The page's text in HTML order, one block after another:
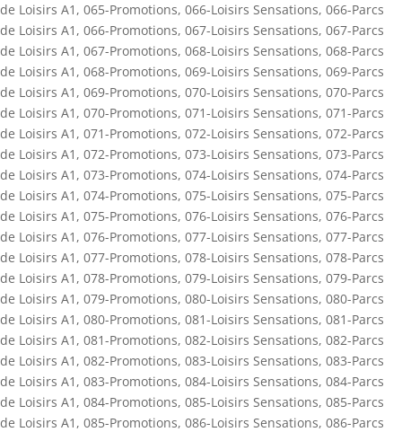
de Loisirs A1 , 065-Promotions, 066-Loisirs Sensations, 066-Parcs
de Loisirs A1 , 066-Promotions, 067-Loisirs Sensations, 067-Parcs
de Loisirs A1 , 067-Promotions, 068-Loisirs Sensations, 068-Parcs
de Loisirs A1 , 068-Promotions, 069-Loisirs Sensations, 069-Parcs
de Loisirs A1 , 069-Promotions, 070-Loisirs Sensations, 070-Parcs
de Loisirs A1 , 070-Promotions, 071-Loisirs Sensations, 071-Parcs
de Loisirs A1 , 071-Promotions, 072-Loisirs Sensations, 072-Parcs
de Loisirs A1 , 072-Promotions, 073-Loisirs Sensations, 073-Parcs
de Loisirs A1 , 073-Promotions, 074-Loisirs Sensations, 074-Parcs
de Loisirs A1 , 074-Promotions, 075-Loisirs Sensations, 075-Parcs
de Loisirs A1 , 075-Promotions, 076-Loisirs Sensations, 076-Parcs
de Loisirs A1 , 076-Promotions, 077-Loisirs Sensations, 077-Parcs
de Loisirs A1 , 077-Promotions, 078-Loisirs Sensations, 078-Parcs
de Loisirs A1 , 078-Promotions, 079-Loisirs Sensations, 079-Parcs
de Loisirs A1 , 079-Promotions, 080-Loisirs Sensations, 080-Parcs
de Loisirs A1 , 080-Promotions, 081-Loisirs Sensations, 081-Parcs
de Loisirs A1 , 081-Promotions, 082-Loisirs Sensations, 082-Parcs
de Loisirs A1 , 082-Promotions, 083-Loisirs Sensations, 083-Parcs
de Loisirs A1 , 083-Promotions, 084-Loisirs Sensations, 084-Parcs
de Loisirs A1 , 084-Promotions, 085-Loisirs Sensations, 085-Parcs
de Loisirs A1 , 085-Promotions, 086-Loisirs Sensations, 086-Parcs